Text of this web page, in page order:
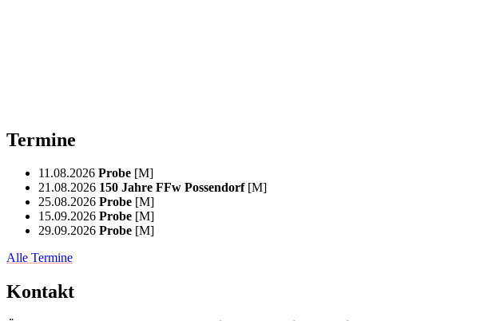
Termine
11.08.2026 Probe [M]
21.08.2026 150 Jahre FFw Possendorf [M]
25.08.2026 Probe [M]
15.09.2026 Probe [M]
29.09.2026 Probe [M]
Alle Termine
Kontakt